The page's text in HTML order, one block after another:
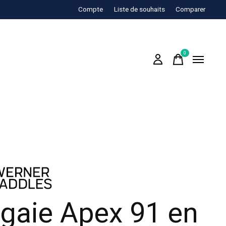
Compte Liste de souhaits Comparer
0items
Apex 91 en